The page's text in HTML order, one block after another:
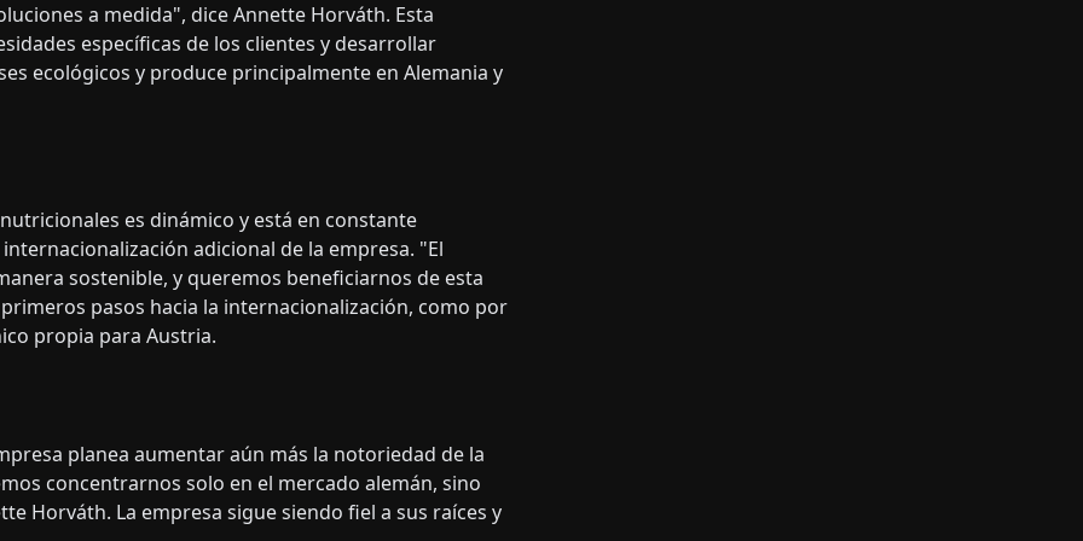
a medida", dice Annette Horváth. Esta
específicas de los clientes y desarrollar
ecológicos y produce principalmente en Alemania y
es dinámico y está en constante
adicional de la empresa. "El
sostenible, y queremos beneficiarnos de esta
primeros pasos hacia la internacionalización, como por
propia para Austria.
planea aumentar aún más la notoriedad de la
concentrarnos solo en el mercado alemán, sino
Horváth. La empresa sigue siendo fiel a sus raíces y